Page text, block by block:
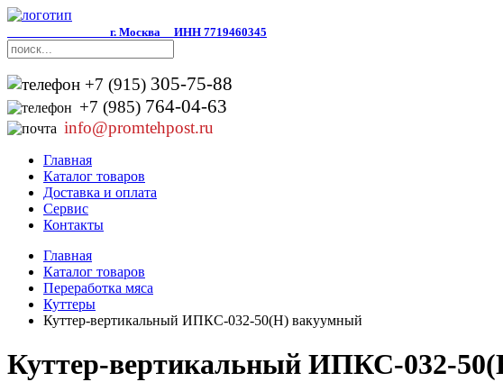
г. Москва ИНН 7719460345
+7 (915) 305-75-88
+7 (985) 764-04-63
info@promtehpost.ru
Главная
Каталог товаров
Доставка и оплата
Сервис
Контакты
Главная
Каталог товаров
Переработка мяса
Куттеры
Куттер-вертикальный ИПКС-032-50(Н) вакуумный
Куттер-вертикальный ИПКС-032-